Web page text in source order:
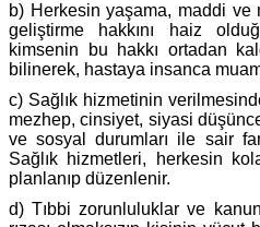
b) Herkesin yaşama, maddi ve
geliştirme hakkını haiz
kimsenin bu hakkı ortadan
bilinerek, hastaya insanca
c) Sağlık hizmetinin
mezhep, cinsiyet, siyasi
ve sosyal durumları ile sair
Sağlık hizmetleri, herkesin
planlanıp düzenlenir.
d) Tıbbi zorunluluklar ve